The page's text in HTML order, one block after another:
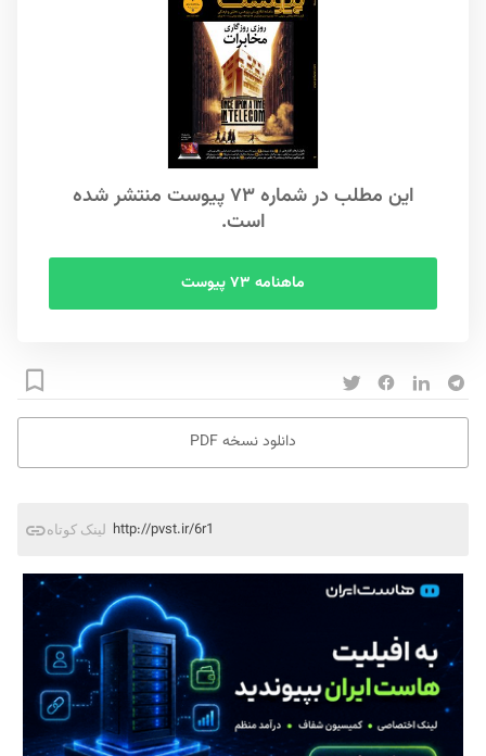
این مطلب در شماره ۷۳ پیوست منتشر شده
است.
ماهنامه ۷۳ پیوست
دانلود نسخه PDF
لینک کوتاه http://pvst.ir/6r1